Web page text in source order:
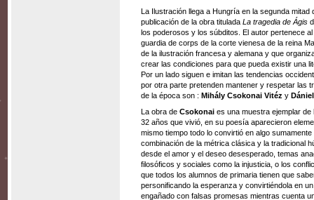
La Ilustración llega a Hungría en la segunda
publicación de la obra titulada La tragedia de Ágis
los poderosos y los súbditos. El autor pertenece
guardia de corps de la corte vienesa de la reina
de la ilustración francesa y alemana y que
crear las condiciones para que pueda existir una
Por un lado siguen e imitan las tendencias
por otra parte pretenden mantener y respetar las
de la época son : Mihály Csokonai Vitéz y
La obra de Csokonai es una muestra ejemplar
32 años que vivió, en su poesía aparecieron
mismo tiempo todo lo convirtió en algo
combinación de la métrica clásica y la tradicional
desde el amor y el deseo desesperado, temas
filosóficos y sociales como la injusticia, o los
que todos los alumnos de primaria tienen que
personificando la esperanza y convirtiéndola en
engañado con falsas promesas mientras cuenta